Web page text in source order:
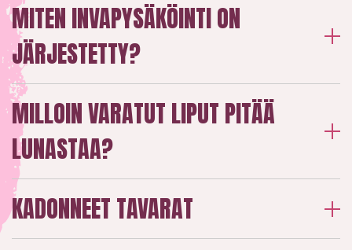
MITEN INVAPYSÄKÖINTI ON
JÄRJESTETTY?
MILLOIN VARATUT LIPUT PITÄÄ
LUNASTAA?
KADONNEET TAVARAT